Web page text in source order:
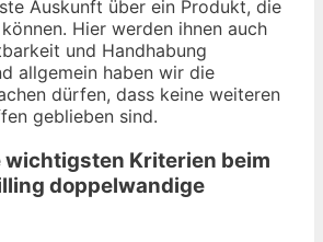
Auskunft über ein Produkt, die
Hier werden ihnen auch
und Handhabung
allgemein haben wir die
dürfen, dass keine weiteren
geblieben sind.
wichtigsten Kriterien beim
doppelwandige